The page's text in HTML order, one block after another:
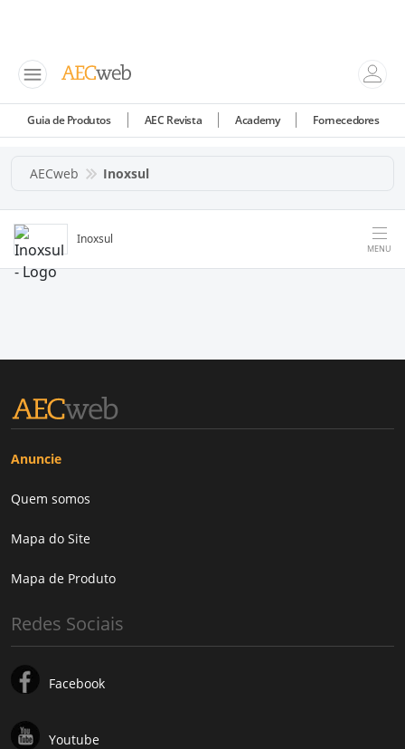
Guia de Produtos AEC Revista Academy Fornecedores
AECweb Inoxsul
Inoxsul
MENU
Anuncie
Quem somos
Mapa do Site
Mapa de Produto
Redes Sociais
Facebook
Youtube